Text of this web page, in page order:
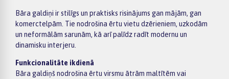
Bāra galdiņi ir stilīgs un praktisks risinājums gan mājām, gan
komerctelpām. Tie nodrošina ērtu vietu dzērieniem, uzkodām
un neformālām sarunām, kā arī palīdz radīt modernu un
dinamisku interjeru.
Funkcionalitāte ikdienā
Bāra galdiņš nodrošina ērtu virsmu ātrām maltītēm vai